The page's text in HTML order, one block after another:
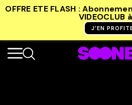
OFFRE ETE FLASH :
VIDEOCLUB
J’EN